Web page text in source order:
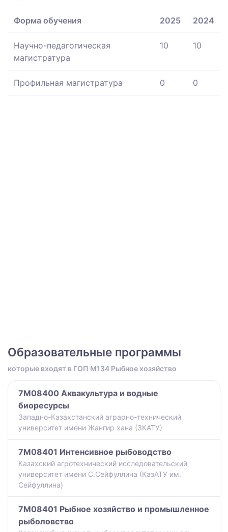
Форма обучения 2025 2024
Научно-педагогическая
магистратура
10 10
Профильная магистратура 0 0
Образовательные программы
которые входят в ГОП M134 Рыбное хозяйство
7M08400 Аквакультура и водные
биоресурсы
Западно-Казахстанский аграрно-технический
университет имени Жангир хана (ЗКАТУ)
7M08401 Интенсивное рыбоводство
Казахский агротехнический исследовательский
университет имени С.Сейфуллина (КазАТУ им.
Сейфуллина)
7M08401 Рыбное хозяйство и промышленное
рыболовство